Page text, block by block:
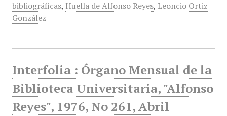
bibliográficas, Huella de Alfonso Reyes, Leoncio Ortiz
González
Interfolia : Órgano Mensual de la
Biblioteca Universitaria, "Alfonso
Reyes", 1976, No 261, Abril